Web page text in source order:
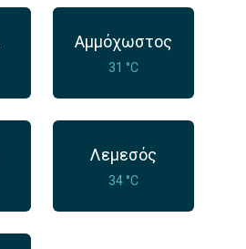
Αμμόχωστος
31 °C
Λεμεσός
34 °C